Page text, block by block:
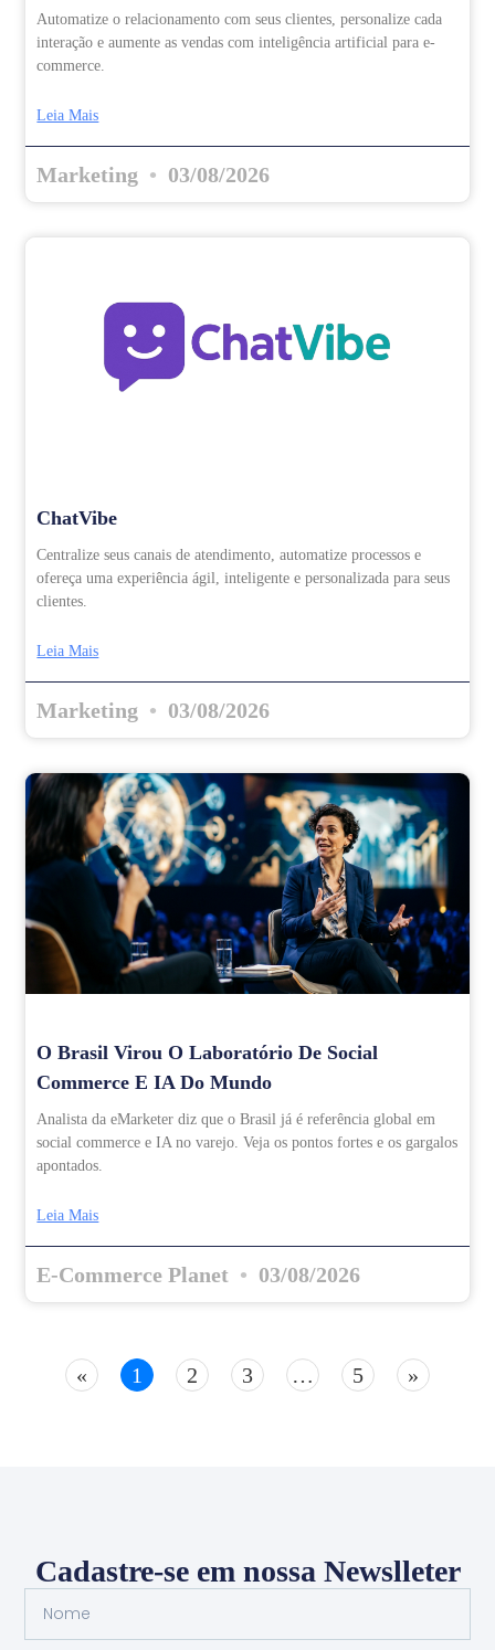
Automatize o relacionamento com seus clientes, personalize cada
interação e aumente as vendas com inteligência artificial para e-
commerce.
Leia Mais
Marketing 03/08/2026
ChatVibe
Centralize seus canais de atendimento, automatize processos e
ofereça uma experiência ágil, inteligente e personalizada para seus
clientes.
Leia Mais
Marketing 03/08/2026
O Brasil Virou O Laboratório De Social
Commerce E IA Do Mundo
Analista da eMarketer diz que o Brasil já é referência global em
social commerce e IA no varejo. Veja os pontos fortes e os gargalos
apontados.
Leia Mais
E-Commerce Planet 03/08/2026
« 1 2 3 … 5 »
Cadastre-se em nossa Newslleter